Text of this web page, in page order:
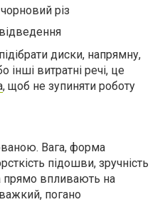
різ
диски, напрямну,
інші витратні речі, це
, щоб не зупиняти роботу
Вага, форма
підошви, зручність
прямо впливають на
погано